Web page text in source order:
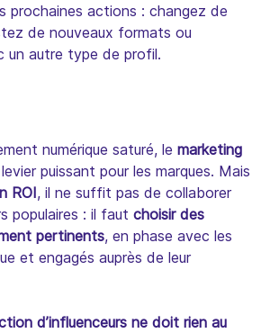
prochaines actions : changez de
de nouveaux formats ou
un autre type de profil.
numérique saturé, le marketing
puissant pour les marques. Mais
ROI, il ne suffit pas de collaborer
populaires : il faut choisir des
pertinents, en phase avec les
et engagés auprès de leur
d’influenceurs ne doit rien au